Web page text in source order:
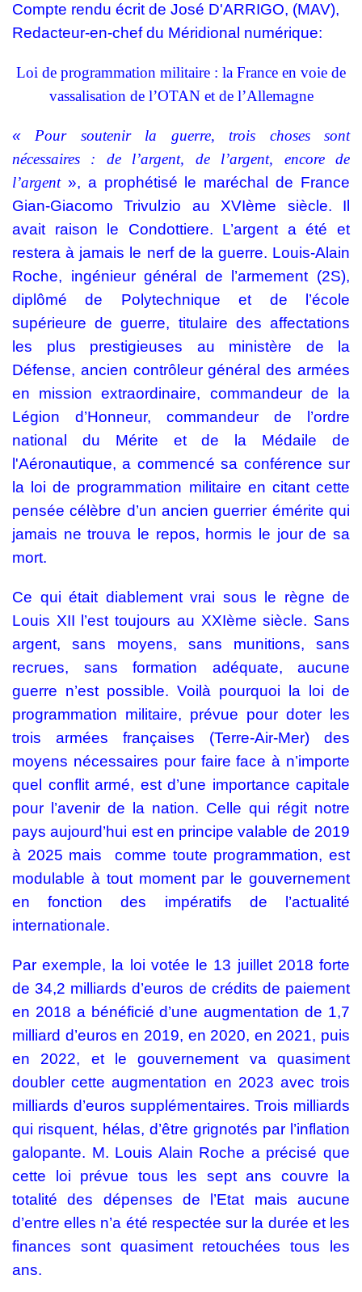
Compte rendu écrit de José D'ARRIGO, (MAV),
Redacteur-en-chef du Méridional numérique:
Loi de programmation militaire : la France en voie de
vassalisation de l’OTAN et de l’Allemagne
« Pour soutenir la guerre, trois choses sont
nécessaires : de l’argent, de l’argent, encore de
l’argent », a prophétisé le maréchal de France
Gian-Giacomo Trivulzio au XVIème siècle. Il
avait raison le Condottiere. L’argent a été et
restera à jamais le nerf de la guerre. Louis-Alain
Roche, ingénieur général de l’armement (2S),
diplômé de Polytechnique et de l’école
supérieure de guerre, titulaire des affectations
les plus prestigieuses au ministère de la
Défense, ancien contrôleur général des armées
en mission extraordinaire, commandeur de la
Légion d’Honneur, commandeur de l’ordre
national du Mérite et de la Médaile de
l'Aéronautique, a commencé sa conférence sur
la loi de programmation militaire en citant cette
pensée célèbre d’un ancien guerrier émérite qui
jamais ne trouva le repos, hormis le jour de sa
mort.
Ce qui était diablement vrai sous le règne de
Louis XII l’est toujours au XXIème siècle. Sans
argent, sans moyens, sans munitions, sans
recrues, sans formation adéquate, aucune
guerre n’est possible. Voilà pourquoi la loi de
programmation militaire, prévue pour doter les
trois armées françaises (Terre-Air-Mer) des
moyens nécessaires pour faire face à n’importe
quel conflit armé, est d’une importance capitale
pour l’avenir de la nation. Celle qui régit notre
pays aujourd’hui est en principe valable de 2019
à 2025 mais comme toute programmation, est
modulable à tout moment par le gouvernement
en fonction des impératifs de l’actualité
internationale.
Par exemple, la loi votée le 13 juillet 2018 forte
de 34,2 milliards d’euros de crédits de paiement
en 2018 a bénéficié d’une augmentation de 1,7
milliard d’euros en 2019, en 2020, en 2021, puis
en 2022, et le gouvernement va quasiment
doubler cette augmentation en 2023 avec trois
milliards d’euros supplémentaires. Trois milliards
qui risquent, hélas, d’être grignotés par l’inflation
galopante. M. Louis Alain Roche a précisé que
cette loi prévue tous les sept ans couvre la
totalité des dépenses de l’Etat mais aucune
d’entre elles n’a été respectée sur la durée et les
finances sont quasiment retouchées tous les
ans.